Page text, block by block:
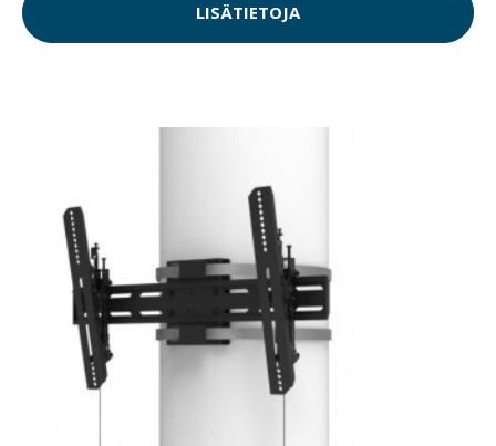
LISÄTIETOJA